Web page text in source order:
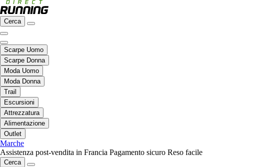
Cerca
Scarpe Uomo
Scarpe Donna
Moda Uomo
Moda Donna
Trail
Escursioni
Attrezzatura
Alimentazione
Outlet
Marche
Assistenza post-vendita in Francia Pagamento sicuro Reso facile
Cerca